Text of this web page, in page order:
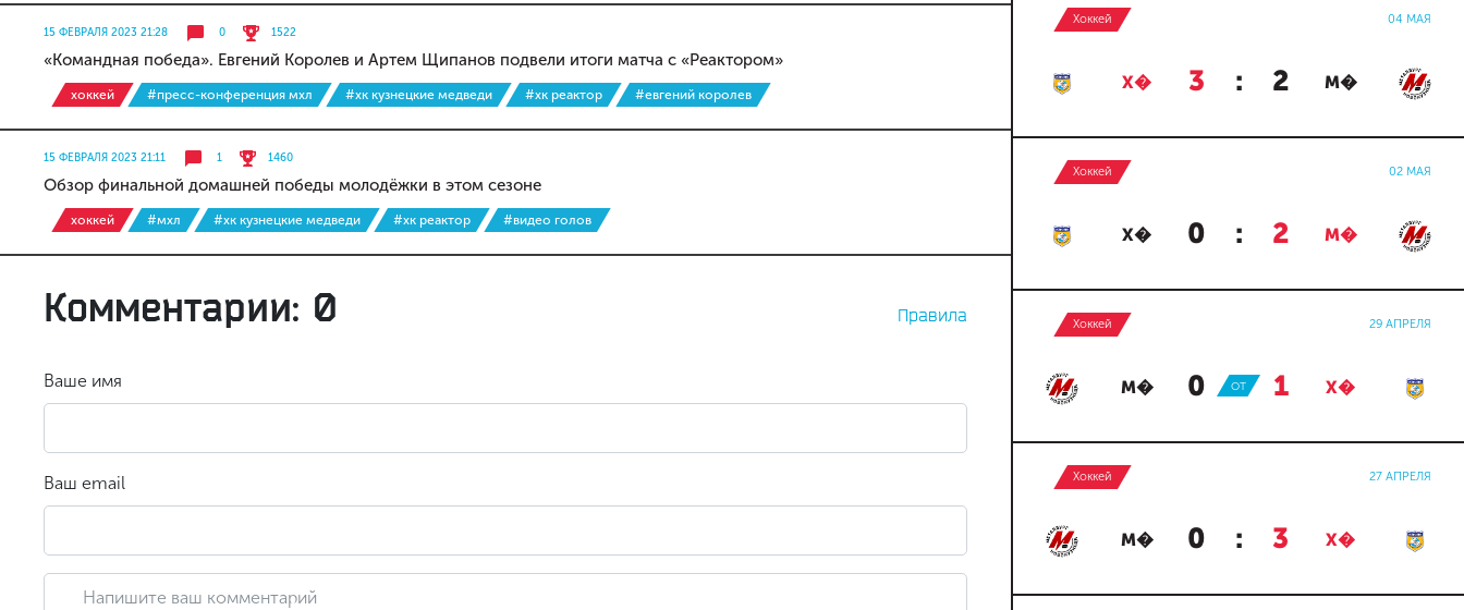
15 ФЕВРАЛЯ 2023 21:28 0 1522
«Командная победа». Евгений Королев и Артем Щипанов подвели итоги матча с «Реактором»
хоккей #пресс-конференция мхл #хк кузнецкие медведи #хк реактор #евгений королев
15 ФЕВРАЛЯ 2023 21:11 1 1460
Обзор финальной домашней победы молодёжки в этом сезоне
хоккей #мхл #хк кузнецкие медведи #хк реактор #видео голов
Комментарии: 0 Правила
Ваше имя
Ваш email
Хоккей 04 МАЯ
Х� 3 : 2 М�
Хоккей 02 МАЯ
Х� 0 : 2 М�
Хоккей 29 АПРЕЛЯ
М� 0 : 1 Х�
ОТ
Хоккей 27 АПРЕЛЯ
М� 0 : 3 Х�